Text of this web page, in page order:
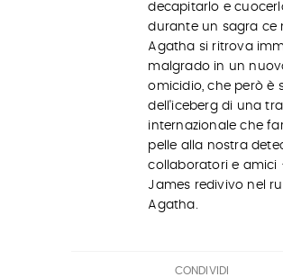
decapitarlo e
durante un sagra ce
Agatha si ritrova
malgrado in un
omicidio, che però è
dell'iceberg di una
internazionale che
pelle alla nostra
collaboratori e amici
James redivivo nel
Agatha.
CONDIVIDI